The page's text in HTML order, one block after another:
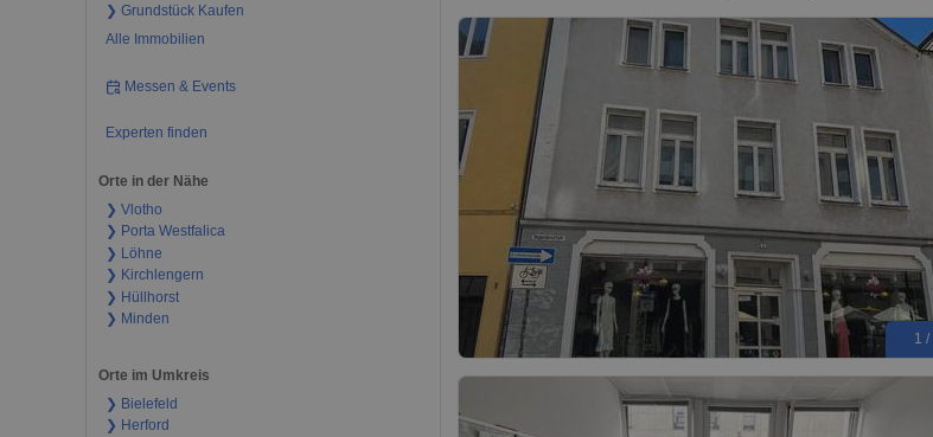
❯ Grundstück Kaufen
Alle Immobilien
Messen & Events
Experten finden
Orte in der Nähe
❯ Vlotho
❯ Porta Westfalica
❯ Löhne
❯ Kirchlengern
❯ Hüllhorst
❯ Minden
Orte im Umkreis
❯ Bielefeld
❯ Herford
1 /